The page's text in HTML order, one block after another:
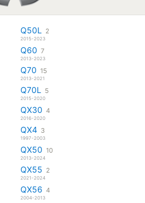
Q50L 2
2015-2023
Q60 7
2013-2023
Q70 15
2013-2021
Q70L 5
2015-2020
QX30 4
2016-2020
QX4 3
1997-2003
QX50 10
2013-2024
QX55 2
2021-2024
QX56 4
2004-2013